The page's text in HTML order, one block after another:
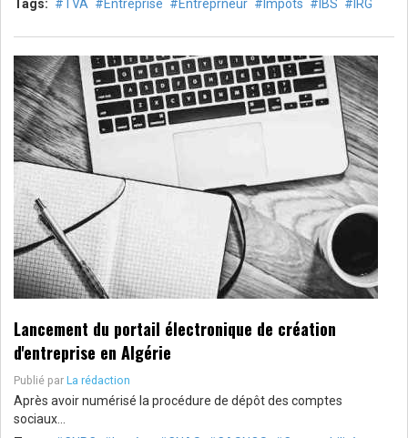
Tags:
TVA Entreprise Entreprneur Impôts IBS IRG
Lancement du portail électronique de création
d'entreprise en Algérie
Publié par La rédaction
Après avoir numérisé la procédure de dépôt des comptes
sociaux…